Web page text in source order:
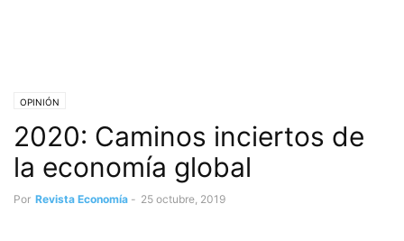
OPINIÓN
2020: Caminos inciertos de
la economía global
Por Revista Economía - 25 octubre, 2019